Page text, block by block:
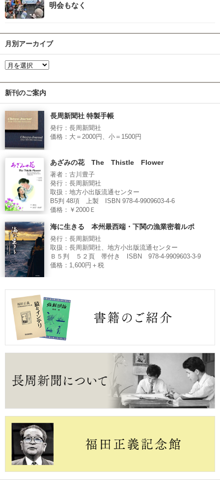
明会もなく
月別アーカイブ
新刊のご案内
長周新聞社 特製手帳
発行：長周新聞社
価格：大＝2000円、小＝1500円
あざみの花 The Thistle Flower
著者：古川豊子
発行：長周新聞社
取扱：地方小出版流通センター
B5判 48項 上製 ISBN 978-4-9909603-4-6
価格：￥2000Ｅ
海に生きる 本州最西端・下関の漁業密着ルポ
発行：長周新聞社
取扱：長周新聞社、地方小出版流通センター
Ｂ５判 ５２頁 帯付き ISBN 978-4-9909603-3-9
価格：1,600円＋税